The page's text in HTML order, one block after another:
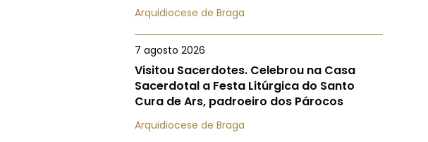
Arquidiocese de Braga
7 agosto 2026
Visitou Sacerdotes. Celebrou na Casa
Sacerdotal a Festa Litúrgica do Santo
Cura de Ars, padroeiro dos Párocos
Arquidiocese de Braga